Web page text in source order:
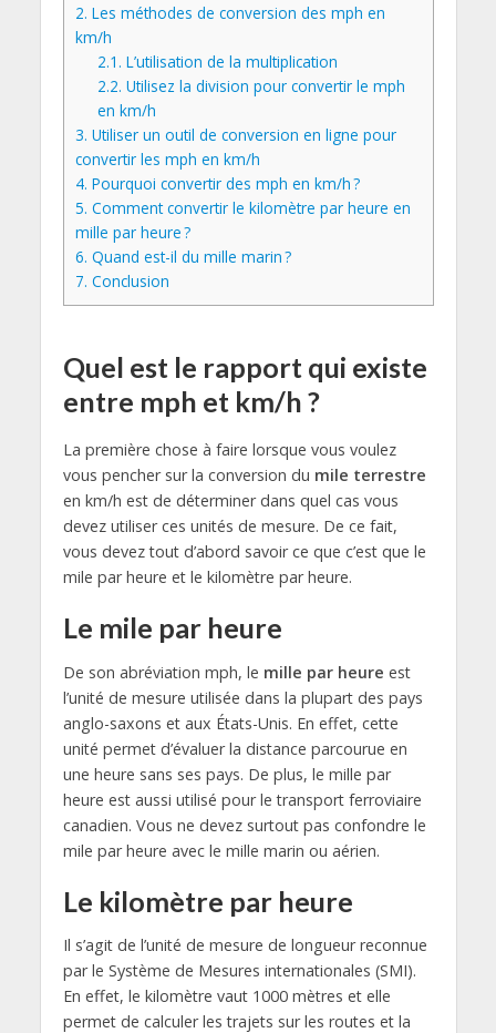
2. Les méthodes de conversion des mph en
km/h
2.1. L’utilisation de la multiplication
2.2. Utilisez la division pour convertir le mph
en km/h
3. Utiliser un outil de conversion en ligne pour
convertir les mph en km/h
4. Pourquoi convertir des mph en km/h ?
5. Comment convertir le kilomètre par heure en
mille par heure ?
6. Quand est-il du mille marin ?
7. Conclusion
Quel est le rapport qui existe
entre mph et km/h ?
La première chose à faire lorsque vous voulez
vous pencher sur la conversion du mile terrestre
en km/h est de déterminer dans quel cas vous
devez utiliser ces unités de mesure. De ce fait,
vous devez tout d’abord savoir ce que c’est que le
mile par heure et le kilomètre par heure.
Le mile par heure
De son abréviation mph, le mille par heure est
l’unité de mesure utilisée dans la plupart des pays
anglo-saxons et aux États-Unis. En effet, cette
unité permet d’évaluer la distance parcourue en
une heure sans ses pays. De plus, le mille par
heure est aussi utilisé pour le transport ferroviaire
canadien. Vous ne devez surtout pas confondre le
mile par heure avec le mille marin ou aérien.
Le kilomètre par heure
Il s’agit de l’unité de mesure de longueur reconnue
par le Système de Mesures internationales (SMI).
En effet, le kilomètre vaut 1000 mètres et elle
permet de calculer les trajets sur les routes et la